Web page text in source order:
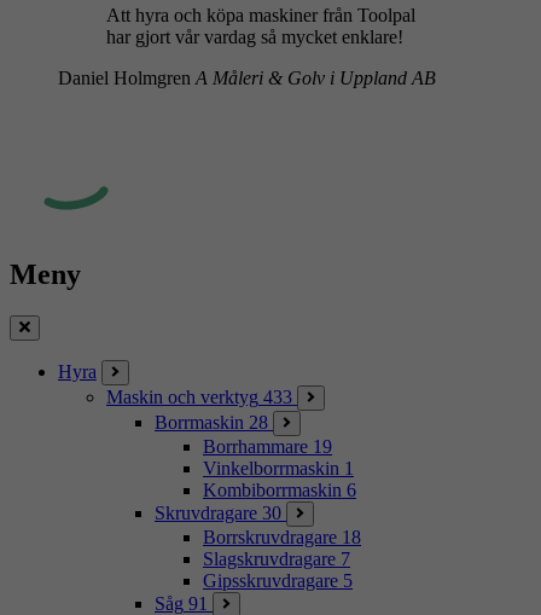
Att hyra och köpa maskiner från Toolpal
har gjort vår vardag så mycket enklare!
Daniel Holmgren A Måleri & Golv i Uppland AB
Meny
Stäng
Hyra
Maskin och verktyg 433
Borrmaskin 28
Borrhammare 19
Vinkelborrmaskin 1
Kombiborrmaskin 6
Skruvdragare 30
Borrskruvdragare 18
Slagskruvdragare 7
Gipsskruvdragare 5
Såg 91